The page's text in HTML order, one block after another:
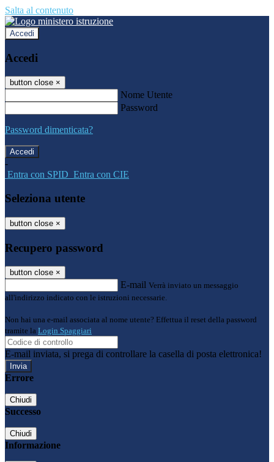
Salta al contenuto
Accedi
Accedi
button close ×
Nome Utente
Password
Password dimenticata?
-
Entra con SPID Entra con CIE
Seleziona utente
button close ×
Recupero password
button close ×
E-mail Verrà inviato un messaggio
all'indirizzo indicato con le istruzioni necessarie.
Non hai una e-mail associata al nome utente? Effettua il reset della password
tramite la Login Spaggiari
E-mail inviata, si prega di controllare la casella di posta elettronica!
Errore
Chiudi
Successo
Chiudi
Informazione